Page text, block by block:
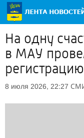
На одну
в МАУ
8 июля 2026, 22:27